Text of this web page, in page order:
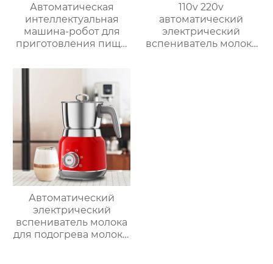
Автоматическая
интеллектуальная
машина-робот для
приготовления пищи
машина для
приготовления
овощей Термомиксер
110v 220v
автоматический
электрический
вспениватель молока
Автоматический
электрический
вспениватель молока
для подогрева молока,